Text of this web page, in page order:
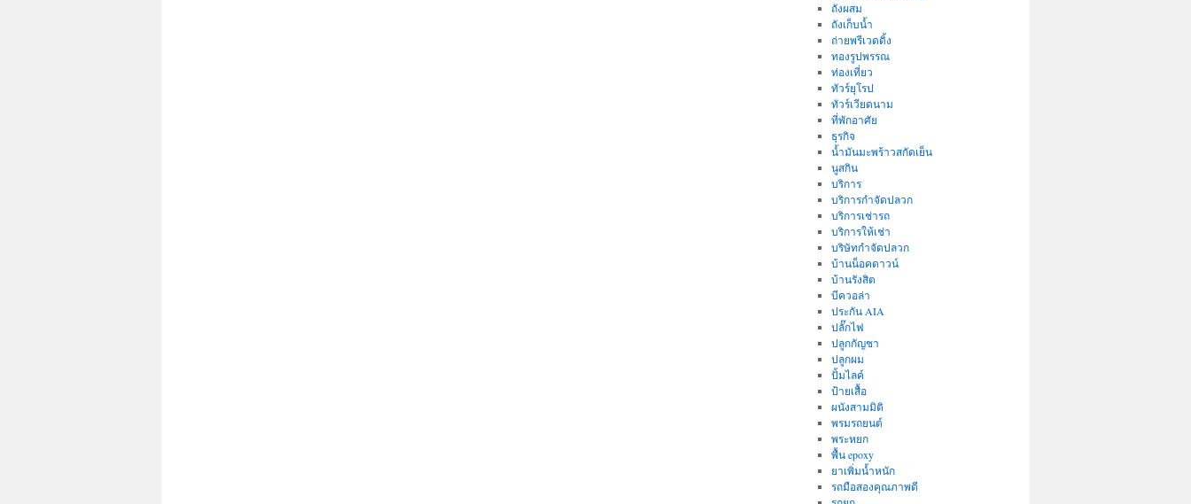
ถังผสม
ถังเก็บน้ำ
ถ่ายพรีเวดดิ้ง
ทองรูปพรรณ
ท่องเที่ยว
ทัวร์ยุโรป
ทัวร์เวียดนาม
ที่พักอาศัย
ธุรกิจ
น้ำมันมะพร้าวสกัดเย็น
นูสกิน
บริการ
บริการกำจัดปลวก
บริการเช่ารถ
บริการให้เช่า
บริษัทกำจัดปลวก
บ้านน็อคดาวน์
บ้านรังสิต
บีควอล่า
ประกัน AIA
ปลั๊กไฟ
ปลูกกัญชา
ปลูกผม
ปั้มไลค์
ป้ายเสื้อ
ผนังสามมิติ
พรมรถยนต์
พระหยก
พื้น epoxy
ยาเพิ่มน้ำหนัก
รถมือสองคุณภาพดี